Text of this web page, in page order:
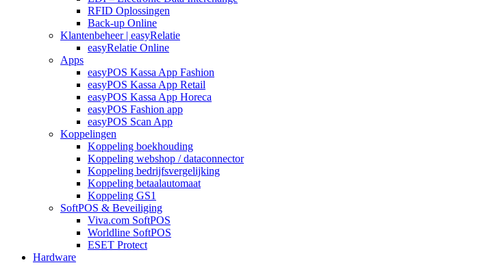
RFID Oplossingen
Back-up Online
Klantenbeheer | easyRelatie
easyRelatie Online
Apps
easyPOS Kassa App Fashion
easyPOS Kassa App Retail
easyPOS Kassa App Horeca
easyPOS Fashion app
easyPOS Scan App
Koppelingen
Koppeling boekhouding
Koppeling webshop / dataconnector
Koppeling bedrijfsvergelijking
Koppeling betaalautomaat
Koppeling GS1
SoftPOS & Beveiliging
Viva.com SoftPOS
Worldline SoftPOS
ESET Protect
Hardware